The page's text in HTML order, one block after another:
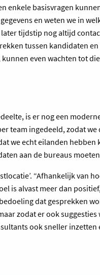
enkele basisvragen
en weten we in
tijdstip nog altijd
tussen kandidaten
even wachten tot
is er nog een
team ingedeeld, zodat
we echt eilanden
aan de bureaus
“Afhankelijk
is alvast meer dan
dat gesprekken
zodat er ook
ook sneller